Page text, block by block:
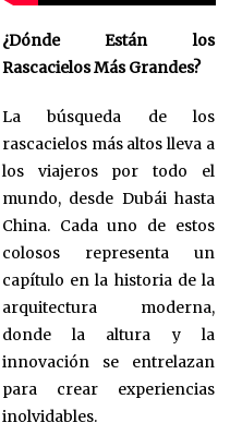
¿Dónde Están los
Rascacielos Más Grandes?
La búsqueda de los
rascacielos más altos lleva a
los viajeros por todo el
mundo, desde Dubái hasta
China. Cada uno de estos
colosos representa un
capítulo en la historia de la
arquitectura moderna,
donde la altura y la
innovación se entrelazan
para crear experiencias
inolvidables.